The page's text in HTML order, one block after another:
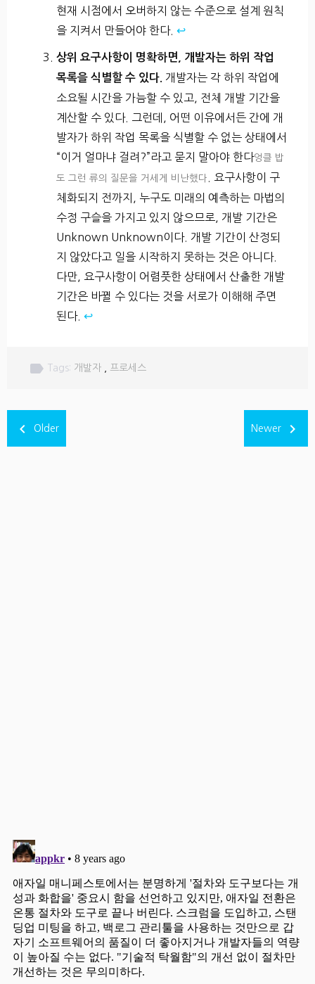
현재 시점에서 오버하지 않는 수준으로 설계 원칙
을 지켜서 만들어야 한다. ↩
상위 요구사항이 명확하면, 개발자는 하위 작업
목록을 식별할 수 있다. 개발자는 각 하위 작업에
소요될 시간을 가늠할 수 있고, 전체 개발 기간을
계산할 수 있다. 그런데, 어떤 이유에서든 간에 개
발자가 하위 작업 목록을 식별할 수 없는 상태에서
“이거 얼마냐 걸려?”라고 묻지 말아야 한다엉클 밥
도 그런 류의 질문을 거세게 비난했다
. 요구사항이 구
체화되지 전까지, 누구도 미래의 예측하는 마법의
수정 구슬을 가지고 있지 않으므로, 개발 기간은
Unknown Unknown이다. 개발 기간이 산정되
지 않았다고 일을 시작하지 못하는 것은 아니다.
다만, 요구사항이 어렴풋한 상태에서 산출한 개발
기간은 바뀔 수 있다는 것을 서로가 이해해 주면
된다. ↩
label Tags: 개발자 프로세스
navigate_before Older Newer navigate_next